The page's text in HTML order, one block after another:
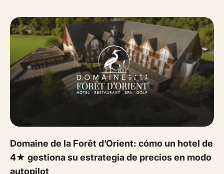
Domaine de la Forêt d’Orient: cómo un hotel de
4★ gestiona su estrategia de precios en modo
autopilot